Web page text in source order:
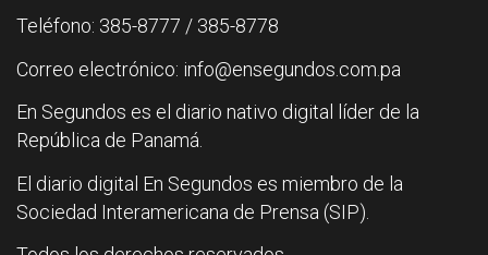
Teléfono: 385-8777 / 385-8778
Correo electrónico: info@ensegundos.com.pa
En Segundos es el diario nativo digital líder de la
República de Panamá.
El diario digital En Segundos es miembro de la
Sociedad Interamericana de Prensa (SIP).